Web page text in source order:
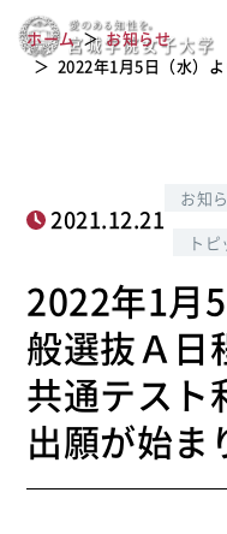
程および大学
Ａ日程の出願
ホーム
お知らせ
2022年1月5日（水）
2021.12.21
お知
トピ
2022年1月
般選抜Ａ日
共通テスト
出願が始ま